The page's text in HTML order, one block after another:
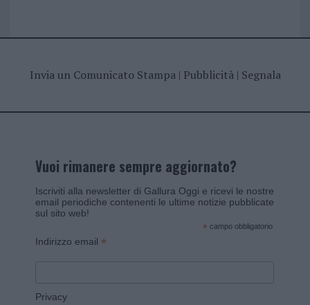
Invia un Comunicato Stampa| Pubblicità| Segnala
Vuoi rimanere sempre aggiornato?
Iscriviti alla newsletter di Gallura Oggi e ricevi le nostre
email periodiche contenenti le ultime notizie pubblicate
sul sito web!
* campo obbligatorio
Indirizzo email *
Privacy